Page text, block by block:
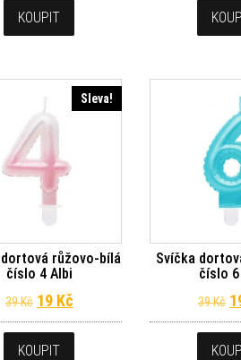
KOUPIT
Kč.
Sleva!
růžovo-bílá
číslo 4 Albi
39Kč Původní cena byla: 39 Kč.
19 KčAktuální cena je: 19 Kč.
KOUPIT
Svíčka
číslo
39Kč